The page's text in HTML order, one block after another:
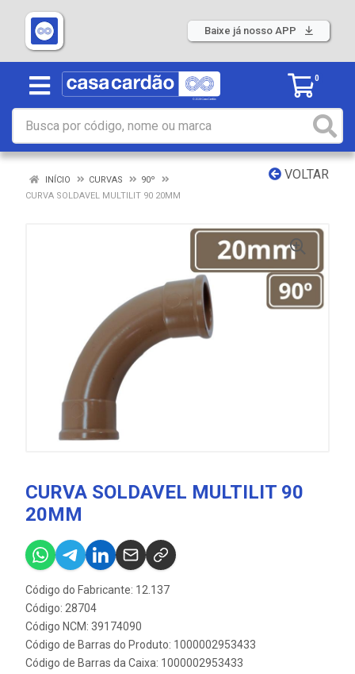
Baixe já nosso APP
0
VOLTAR
INÍCIO CURVAS
90º
CURVA SOLDAVEL MULTILIT 90 20MM
CURVA SOLDAVEL MULTILIT 90
20MM
Código do Fabricante: 12.137
Código: 28704
Código NCM: 39174090
Código de Barras do Produto: 1000002953433
Código de Barras da Caixa: 1000002953433